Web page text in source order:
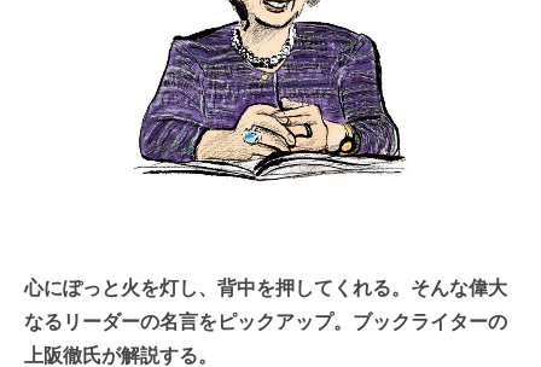
本サイトのご利用にあたって
心にぽっと火を灯し、背中を押してくれる。そんな偉大
なるリーダーの名言をピックアップ。ブックライターの
上阪徹氏が解説する。